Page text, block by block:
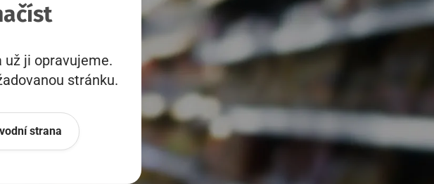
už ji opravujeme.
stránku.
strana